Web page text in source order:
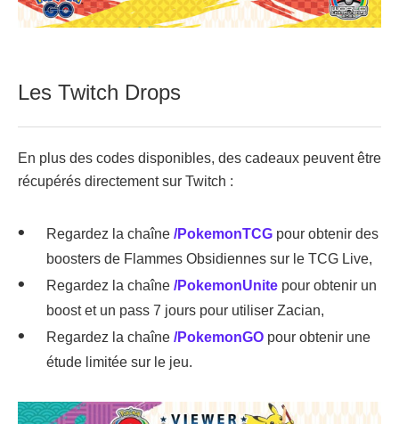
Les Twitch Drops
En plus des codes disponibles, des cadeaux peuvent être
récupérés directement sur Twitch :
Regardez la chaîne /PokemonTCG pour obtenir des
boosters de Flammes Obsidiennes sur le TCG Live,
Regardez la chaîne /PokemonUnite pour obtenir un
boost et un pass 7 jours pour utiliser Zacian,
Regardez la chaîne /PokemonGO pour obtenir une
étude limitée sur le jeu.